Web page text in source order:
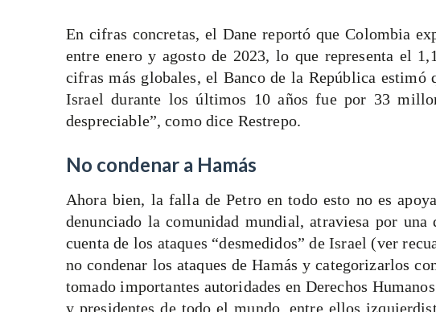
En cifras concretas, el Dane reportó que Colombia
entre enero y agosto de 2023, lo que representa el
cifras más globales, el Banco de la República
Israel durante los últimos 10 años fue por 33
despreciable”, como dice Restrepo.
No condenar a Hamás
Ahora bien, la falla de Petro en todo esto no es
denunciado la comunidad mundial, atraviesa por
cuenta de los ataques “desmedidos” de Israel (ver
no condenar los ataques de Hamás y categorizarlos
tomado importantes autoridades en Derechos
y presidentes de todo el mundo, entre ellos